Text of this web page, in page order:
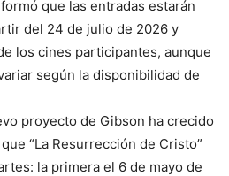
que las entradas estarán
del 24 de julio de 2026 y
los cines participantes, aunque
según la disponibilidad de
proyecto de Gibson ha crecido
“La Resurrección de Cristo”
la primera el 6 de mayo de